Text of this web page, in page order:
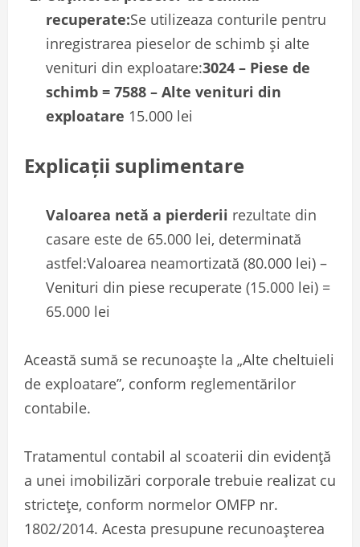
recuperate:Se utilizeaza conturile pentru
inregistrarea pieselor de schimb și alte
venituri din exploatare:3024 – Piese de
schimb = 7588 – Alte venituri din
exploatare 15.000 lei
Explicații suplimentare
Valoarea netă a pierderii rezultate din
casare este de 65.000 lei, determinată
astfel:Valoarea neamortizată (80.000 lei) –
Venituri din piese recuperate (15.000 lei) =
65.000 lei
Această sumă se recunoaște la „Alte cheltuieli
de exploatare”, conform reglementărilor
contabile.
Tratamentul contabil al scoaterii din evidență
a unei imobilizări corporale trebuie realizat cu
strictețe, conform normelor OMFP nr.
1802/2014. Acesta presupune recunoașterea